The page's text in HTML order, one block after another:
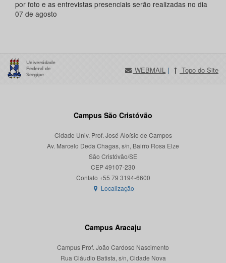
por foto e as entrevistas presenciais serão realizadas no dia
07 de agosto
WEBMAIL | Topo do Site
Campus São Cristóvão
Cidade Univ. Prof. José Aloísio de Campos
Av. Marcelo Deda Chagas, s/n, Bairro Rosa Elze
São Cristóvão/SE
CEP 49107-230
Localização
Campus Aracaju
Campus Prof. João Cardoso Nascimento
Rua Cláudio Batista, s/n, Cidade Nova